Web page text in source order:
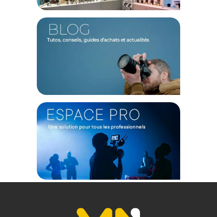
équipement en sécurité
4 roue robuste en polyuréthane pour affronter toutes les
surfaces
Dispose d’une poignée rétractable à main pour plus de
confort
Kit de séparateurs rembourrés pour organiser librement
Organisateur de couvercle pour ranger avec praticité tous
vos petits accessoires
Une conception sécurisée et pratique
Sa coque en résine NK-7 légère et résistante dispose de
deux loquets PowerClaw. Grâce au système exclusif de
verrouillage et de fermeture de Nanuk, la mallette reste
fermée et sécurisée jusqu'à ce que vous soyez prêt à l'ouvrir.
Autre caractéristique innovante, cette mallette est dotée du
maintien du couvercle moulé dans la charnière. Grâce à cette
Confort et maniabilité